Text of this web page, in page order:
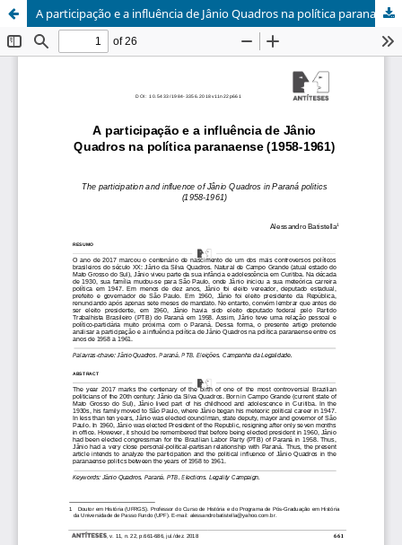
A participação e a influência de Jânio Quadros na política paranaense (1958-1961)